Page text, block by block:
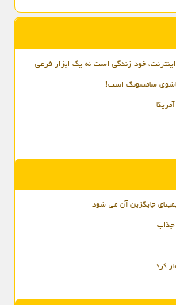
خود زندگی است نه یک ابزار فرعی
سامسونگ است!
جایگزین آن می شود
کرد